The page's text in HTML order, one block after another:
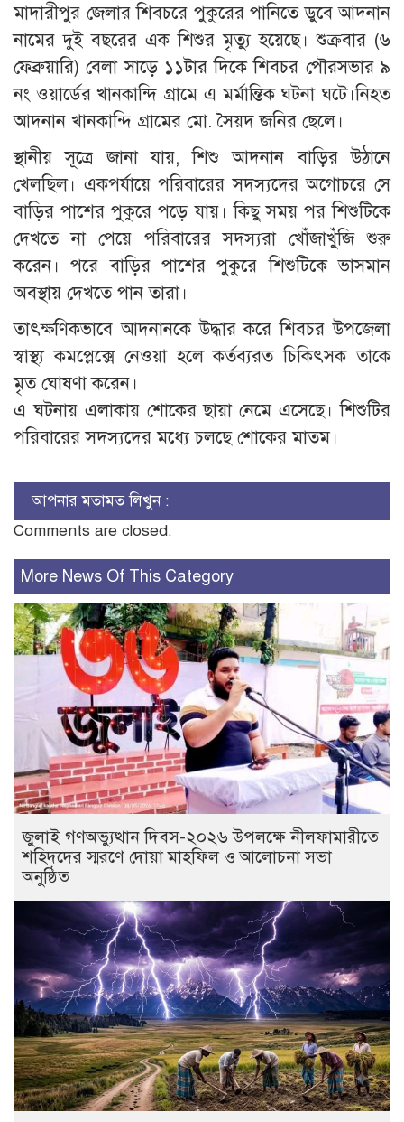
মাদারীপুর জেলার শিবচরে পুকুরের পানিতে ডুবে আদনান
নামের দুই বছরের এক শিশুর মৃত্যু হয়েছে। শুক্রবার (৬
ফেব্রুয়ারি) বেলা সাড়ে ১১টার দিকে শিবচর পৌরসভার ৯
নং ওয়ার্ডের খানকান্দি গ্রামে এ মর্মান্তিক ঘটনা ঘটে।নিহত
আদনান খানকান্দি গ্রামের মো. সৈয়দ জনির ছেলে।
স্থানীয় সূত্রে জানা যায়, শিশু আদনান বাড়ির উঠানে
খেলছিল। একপর্যায়ে পরিবারের সদস্যদের অগোচরে সে
বাড়ির পাশের পুকুরে পড়ে যায়। কিছু সময় পর শিশুটিকে
দেখতে না পেয়ে পরিবারের সদস্যরা খোঁজাখুঁজি শুরু
করেন। পরে বাড়ির পাশের পুকুরে শিশুটিকে ভাসমান
অবস্থায় দেখতে পান তারা।
তাৎক্ষণিকভাবে আদনানকে উদ্ধার করে শিবচর উপজেলা
স্বাস্থ্য কমপ্লেক্সে নেওয়া হলে কর্তব্যরত চিকিৎসক তাকে
মৃত ঘোষণা করেন।
এ ঘটনায় এলাকায় শোকের ছায়া নেমে এসেছে। শিশুটির
পরিবারের সদস্যদের মধ্যে চলছে শোকের মাতম।
আপনার মতামত লিখুন :
Comments are closed.
More News Of This Category
জুলাই গণঅভ্যুত্থান দিবস-২০২৬ উপলক্ষে নীলফামারীতে
শহিদদের স্মরণে দোয়া মাহফিল ও আলোচনা সভা
অনুষ্ঠিত